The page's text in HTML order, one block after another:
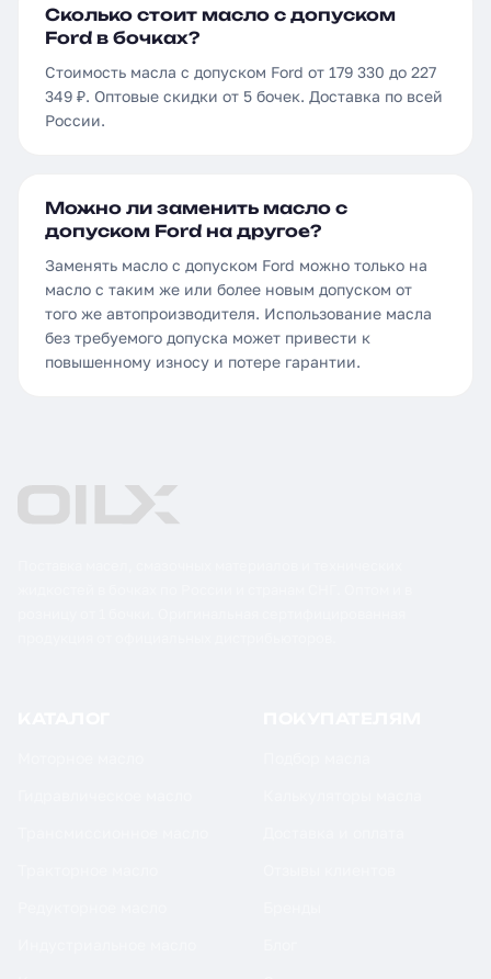
Сколько стоит масло с допуском
Ford в бочках?
Стоимость масла с допуском Ford от 179 330 до 227
349 ₽. Оптовые скидки от 5 бочек. Доставка по всей
России.
Можно ли заменить масло с
допуском Ford на другое?
Заменять масло с допуском Ford можно только на
масло с таким же или более новым допуском от
того же автопроизводителя. Использование масла
без требуемого допуска может привести к
повышенному износу и потере гарантии.